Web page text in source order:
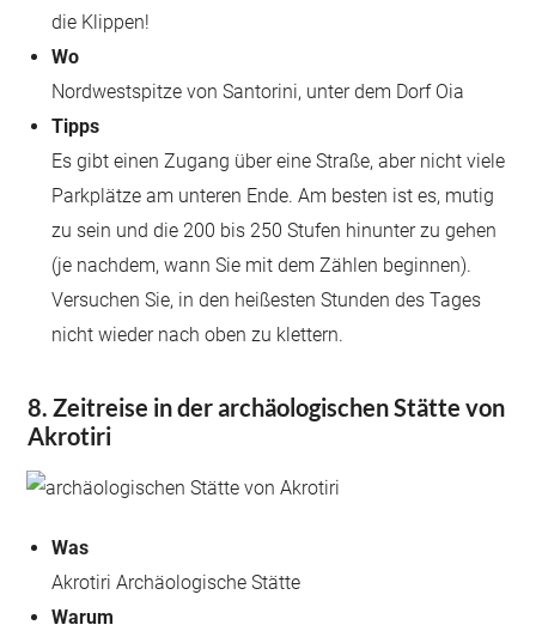
die Klippen!
Wo
Nordwestspitze von Santorini, unter dem Dorf Oia
Tipps
Es gibt einen Zugang über eine Straße, aber nicht viele
Parkplätze am unteren Ende. Am besten ist es, mutig
zu sein und die 200 bis 250 Stufen hinunter zu gehen
(je nachdem, wann Sie mit dem Zählen beginnen).
Versuchen Sie, in den heißesten Stunden des Tages
nicht wieder nach oben zu klettern.
8. Zeitreise in der archäologischen Stätte von
Akrotiri
Was
Akrotiri Archäologische Stätte
Warum